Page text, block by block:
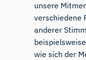
unsere
verschiedene
anderer
wie sich der